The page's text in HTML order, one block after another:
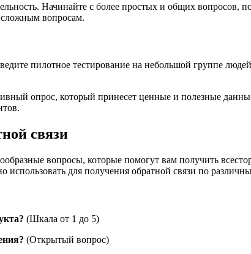
Начинайте с более простых и общих
сложным вопросам.
пилотное тестирование на небольшой группе
опрос, который принесет ценные и полезные
связи
вопросы, которые помогут вам получить
для получения обратной связи по
(Шкала от 1 до 5)
(Открытый вопрос)